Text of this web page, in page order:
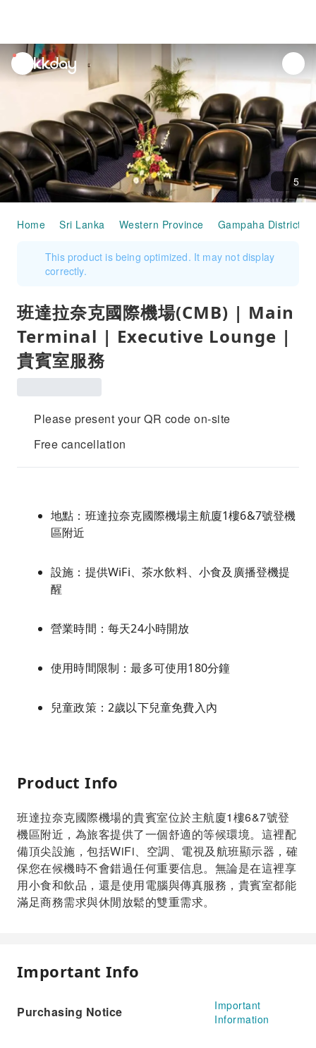
unread
notifications
5
Home Sri Lanka Western Province Gampaha District
This product is being optimized. It may not display
correctly.
班達拉奈克國際機場(CMB) | Main
Terminal | Executive Lounge |
貴賓室服務
Please present your QR code on-site
Free cancellation
地點：班達拉奈克國際機場主航廈1樓6&7號登機
區附近
設施：提供WiFi、茶水飲料、小食及廣播登機提
醒
營業時間：每天24小時開放
使用時間限制：最多可使用180分鐘
兒童政策：2歲以下兒童免費入內
Product Info
班達拉奈克國際機場的貴賓室位於主航廈1樓6&7號登
機區附近，為旅客提供了一個舒適的等候環境。這裡配
備頂尖設施，包括WiFi、空調、電視及航班顯示器，確
保您在候機時不會錯過任何重要信息。無論是在這裡享
用小食和飲品，還是使用電腦與傳真服務，貴賓室都能
滿足商務需求與休閒放鬆的雙重需求。
Important Info
Purchasing Notice
Important
Information